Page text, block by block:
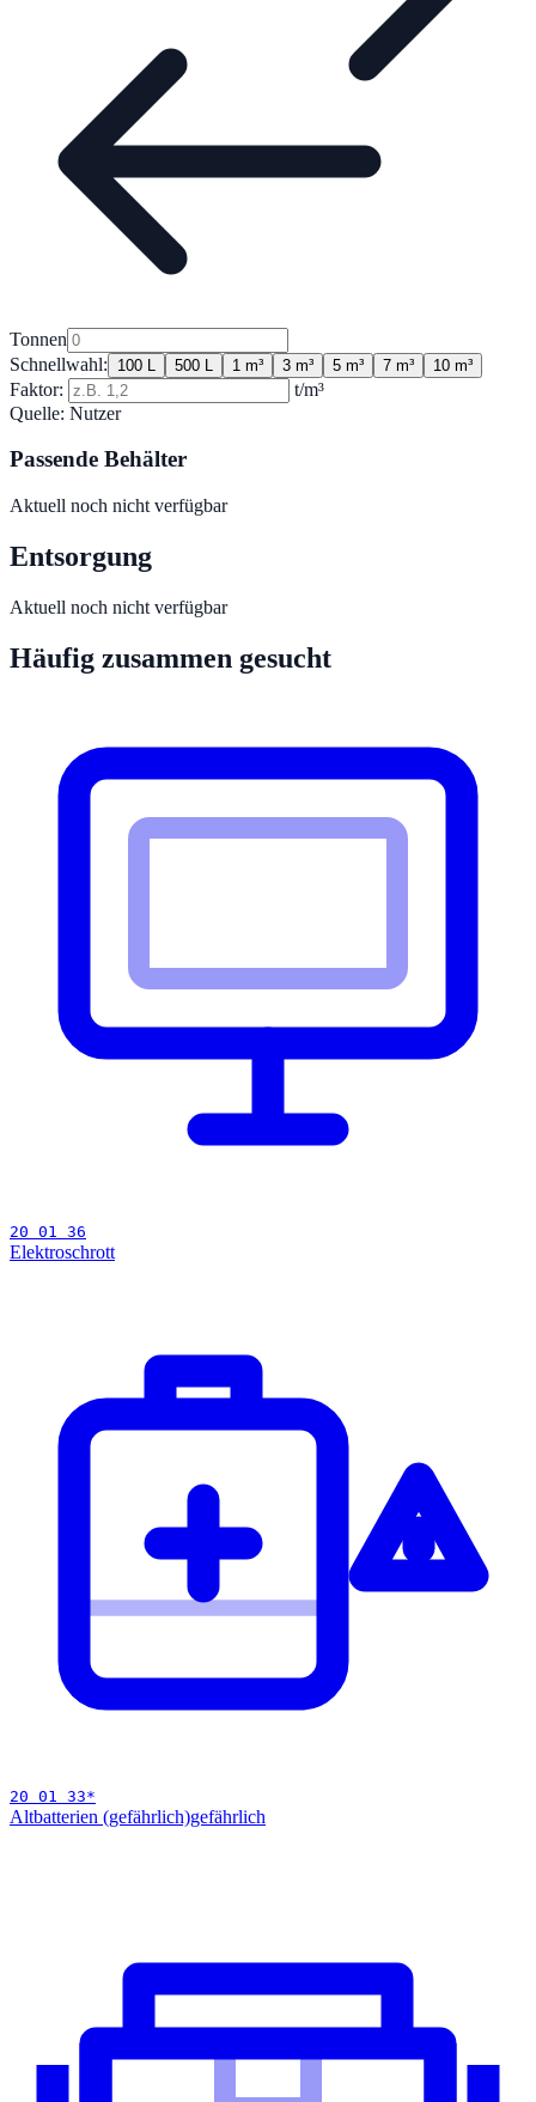
Tonnen
Schnellwahl:
100 L 500 L 1 m³ 3 m³ 5 m³ 7 m³ 10 m³
Faktor:
t/m³
Quelle: Nutzer
Passende Behälter
Aktuell noch nicht verfügbar
Entsorgung
Aktuell noch nicht verfügbar
Häufig zusammen gesucht
20 01 36
Elektroschrott
20 01 33*
Altbatterien (gefährlich)gefährlich